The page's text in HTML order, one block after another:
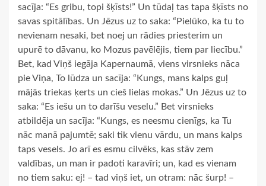
sacīja: “Es gribu, topi šķīsts!” Un tūdaļ tas tapa šķīsts no
savas spitālības. Un Jēzus uz to saka: “Pielūko, ka tu to
nevienam nesaki, bet noej un rādies priesterim un
upurē to dāvanu, ko Mozus pavēlējis, tiem par liecību.”
Bet, kad Viņš iegāja Kapernaumā, viens virsnieks nāca
pie Viņa, To lūdza un sacīja: “Kungs, mans kalps guļ
mājās triekas ķerts un cieš lielas mokas.” Un Jēzus uz to
saka: “Es iešu un to darīšu veselu.” Bet virsnieks
atbildēja un sacīja: “Kungs, es neesmu cienīgs, ka Tu
nāc manā pajumtē; saki tik vienu vārdu, un mans kalps
taps vesels. Jo arī es esmu cilvēks, kas stāv zem
valdības, un man ir padoti karavīri; un, kad es vienam
no tiem saku: ej! – tad viņš iet, un otram: nāc šurp! –